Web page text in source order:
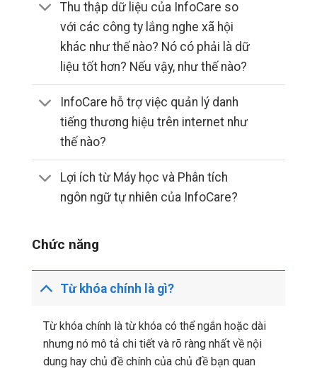
Thu thập dữ liệu của InfoCare so
với các công ty lắng nghe xã hội
khác như thế nào? Nó có phải là dữ
liệu tốt hơn? Nếu vậy, như thế nào?
InfoCare hỗ trợ việc quản lý danh
tiếng thương hiệu trên internet như
thế nào?
Lợi ích từ Máy học và Phân tích
ngôn ngữ tự nhiên của InfoCare?
Chức năng
Từ khóa chính là gì?
Từ khóa chính là từ khóa có thể ngắn hoặc dài
nhưng nó mô tả chi tiết và rõ ràng nhất về nội
dung hay chủ đề chính của chủ đề bạn quan